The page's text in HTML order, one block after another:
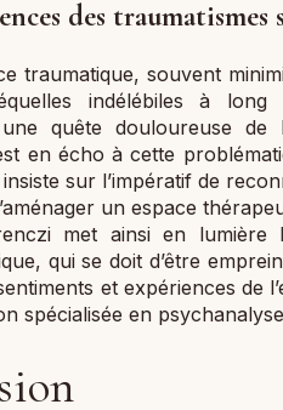
des traumatismes
traumatique, souvent
indélébiles à
une quête douloureuse
en écho à cette
sur l’impératif de
un espace
met ainsi en lumière
qui se doit d’être
et expériences de
spécialisée en